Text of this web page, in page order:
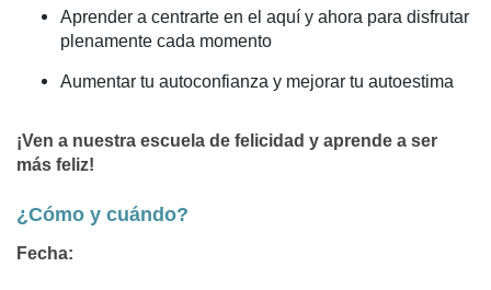
Aprender a centrarte en el aquí y ahora para disfrutar
plenamente cada momento
Aumentar tu autoconfianza y mejorar tu autoestima
¡Ven a nuestra escuela de felicidad y aprende a ser
más feliz!
¿Cómo y cuándo?
Fecha: